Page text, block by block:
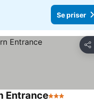
Se priser
Dela
Entrance3 Stjärnor